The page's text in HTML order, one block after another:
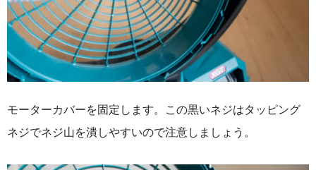
モーターカバーを固定します。この黒いネジはタッピング
ネジでネジ山を潰しやすいので注意しましょう。